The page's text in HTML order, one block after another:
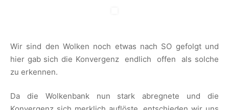
Wir sind den Wolken noch etwas nach SO gefolgt und
hier gab sich die Konvergenz endlich offen als solche
zu erkennen.
Da die Wolkenbank nun stark abregnete und die